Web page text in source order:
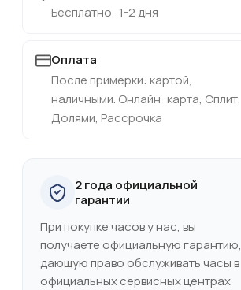
Бесплатно · 1-2 дня
Оплата
После примерки: картой,
наличными. Онлайн: карта, Сплит,
Долями, Рассрочка
2 года официальной
гарантии
При покупке часов у нас, вы
получаете официальную гарантию,
дающую право обслуживать часы в
официальных сервисных центрах